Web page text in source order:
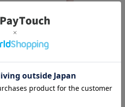
PCボンバー
Maxell(マクセル)